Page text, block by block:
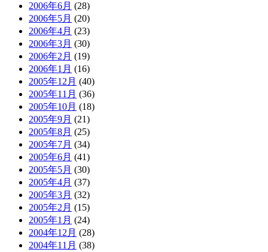
2006年6月 (28)
2006年5月 (20)
2006年4月 (23)
2006年3月 (30)
2006年2月 (19)
2006年1月 (16)
2005年12月 (40)
2005年11月 (36)
2005年10月 (18)
2005年9月 (21)
2005年8月 (25)
2005年7月 (34)
2005年6月 (41)
2005年5月 (30)
2005年4月 (37)
2005年3月 (32)
2005年2月 (15)
2005年1月 (24)
2004年12月 (28)
2004年11月 (38)